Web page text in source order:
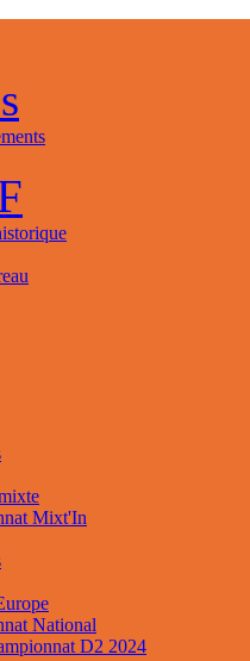
Mixt'In
National
D2 2024